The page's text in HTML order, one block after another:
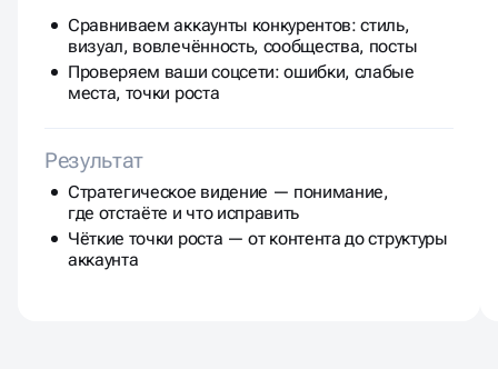
Сравниваем аккаунты конкурентов: стиль,
визуал, вовлечённость, сообщества, посты
Проверяем ваши соцсети: ошибки, слабые
места, точки роста
Результат
Стратегическое видение — понимание,
где отстаёте и что исправить
Чёткие точки роста — от контента до структуры
аккаунта